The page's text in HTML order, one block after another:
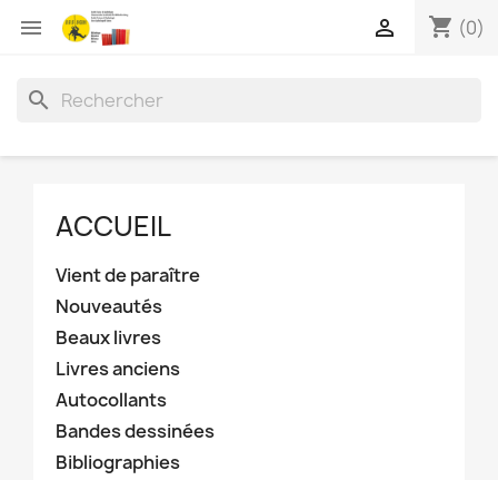
 shopping_cart (0)

search
ACCUEIL
Vient de paraître
Nouveautés
Beaux livres
Livres anciens
Autocollants
Bandes dessinées
Bibliographies